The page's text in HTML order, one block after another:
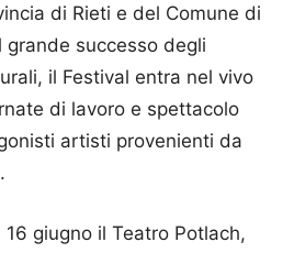
di Rieti e del Comune di
grande successo degli
il Festival entra nel vivo
di lavoro e spettacolo
artisti provenienti da
giugno il Teatro Potlach,